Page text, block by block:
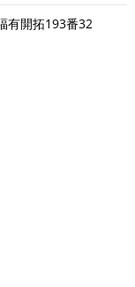
有開拓193番32